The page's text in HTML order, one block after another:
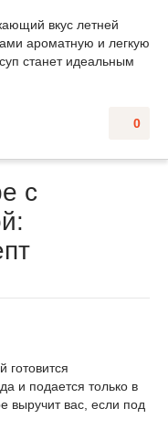
вкус летней
ароматную и легкую
станет идеальным
0
с
готовится
и подается только в
выручит вас, если под